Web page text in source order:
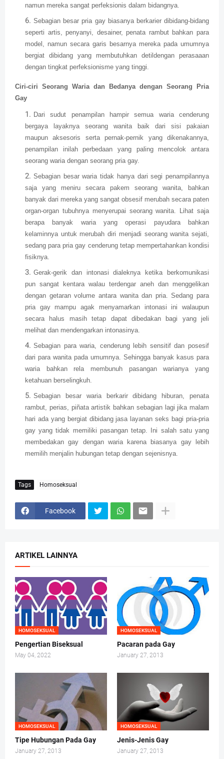
namun mereka sangat perfeksionis dalam bidangnya.
Sebagian besar pria gay biasanya berkarier dibidang-bidang
seperti artis, penyanyi, desainer, penata rambut bahkan para
model, namun secara garis besarnya mereka pada umumnya
bergiat dibidang yang membutuhkan detildengan perasaaan
dengan tingkat perfeksionisme yang tinggi.
Ciri-ciri Seorang Waria dan Bedanya dengan Seorang Pria
Gay
Dari sudut penampilan hampir semua waria cenderung
bergaya layaknya seorang wanita baik dari sisi pakaian
maupun aksesoris serta pernak-pernik yang dikenakannya,
penampilan inilah perbedaan yang paling mencolok antara
seorang waria dengan seorang pria gay.
Sebagian besar waria tidak hanya dari segi penampilannya
saja yang meniru secara pakem seorang wanita, bahkan
banyak dari mereka yang sangat obsesif merubah secara paten
organ-organ tubuhnya menyerupai seorang wanita. Lihat saja
berapa banyak waria yang operasi payudara bahkan
kelaminnya untuk merubah diri menjadi seorang wanita sejati,
sedang para pria gay cenderung tetap mempertahankan kondisi
fisiknya.
Gerak-gerik dan intonasi dialeknya ketika berkomunikasi
pun sangat kentara walau terdengar aneh dan menggelikan
dengan getaran volume antara wanita dan pria. Sedang para
pria gay mampu agak menyamarkan intonasi ini walaupun
secara halus masih tetap dapat dibedakan bagi yang jeli
melihat dan mendengarkan intonasinya.
Sebagian para waria, cenderung lebih sensitif dan posesif
dari para wanita pada umumnya. Sehingga banyak kasus para
waria bahkan rela membunuh pasangan warianya yang
ketahuan berselingkuh.
Sebagian besar waria berkarir dibidang hiburan, penata
rambut, perias, piñata artistik bahkan sebagian lagi jika malam
hari ada yang bergiat dibidang jasa layanan seks bagi pria-pria
gay yang tidak memiliki pasangan tetap. Ini salah satu yang
membedakan gay dengan waria karena biasanya gay lebih
memilih menjalin hubungan tetap dengan sejenisnya.
Tags Homoseksual
Facebook
ARTIKEL LAINNYA
HOMOSEKSUAL
Pengertian Biseksual
May 04, 2022
HOMOSEKSUAL
Pacaran pada Gay
January 27, 2013
HOMOSEKSUAL
Tipe Hubungan Pada Gay
January 27, 2013
HOMOSEKSUAL
Jenis-Jenis Gay
January 27, 2013